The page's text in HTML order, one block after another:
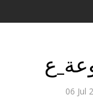
06 Jul